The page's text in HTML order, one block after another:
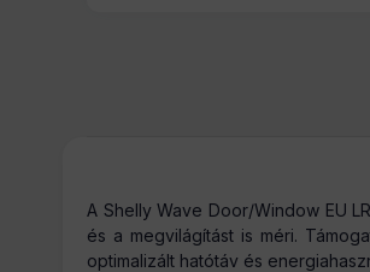
A Shelly Wave Door/Window EU
és a megvilágítást is méri.
optimalizált hatótáv és
Tömeg: